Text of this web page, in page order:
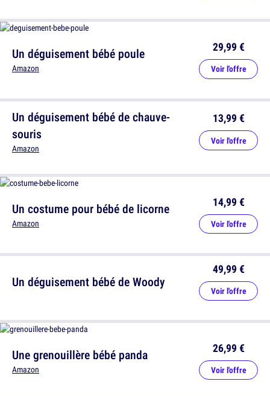
Un déguisement bébé poule
Amazon
29,99 €
Voir l'offre
Un costume pour bébé de licorne
Amazon
14,99 €
Voir l'offre
Une grenouillère bébé panda
Amazon
26,99 €
Voir l'offre
Un déguisement bébé de chauve-
souris
Amazon
13,99 €
Voir l'offre
Un déguisement bébé de Woody
49,99 €
Voir l'offre